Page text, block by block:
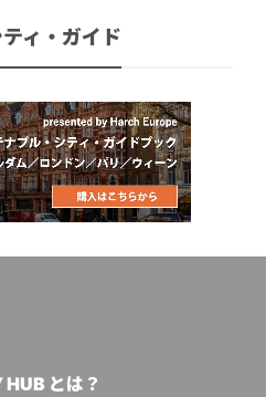
ィ・ガイド
とは？